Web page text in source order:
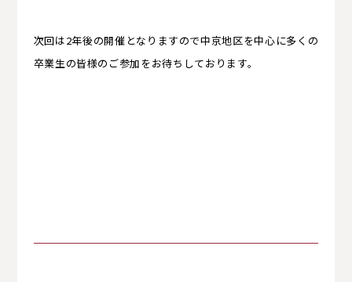
次回は2年後の開催となりますので中京地区を中心に多くの
卒業生の皆様のご参加をお待ちしております。